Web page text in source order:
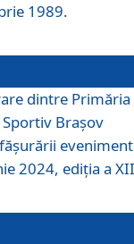
1989.
dintre Primăria
Brașov
2024, ediția a